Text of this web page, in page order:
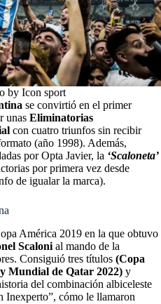
by Icon sport
se convirtió en el primer
unas Eliminatorias
con cuatro triunfos sin recibir
(año 1998). Además,
por Opta Javier, la ‘Scaloneta’
por primera vez desde
de igualar la marca).
América 2019 en la que obtuvo
Scaloni al mando de la
Consiguió tres títulos (Copa
Mundial de Qatar 2022) y
del combinación albiceleste
Inexperto”, cómo le llamaron